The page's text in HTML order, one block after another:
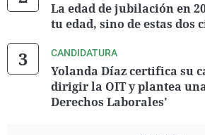
La edad de jubilación en
tu edad, sino de estas dos
CANDIDATURA
Yolanda Díaz certifica su
dirigir la OIT y plantea
Derechos Laborales'